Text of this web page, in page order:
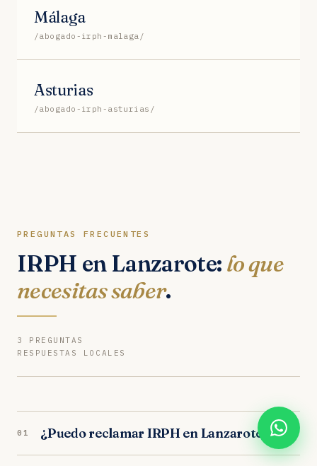
Málaga
/abogado-irph-malaga/
Asturias
/abogado-irph-asturias/
PREGUNTAS FRECUENTES
IRPH en Lanzarote: lo que
necesitas saber.
3 PREGUNTAS
RESPUESTAS LOCALES
01 ¿Puedo reclamar IRPH en Lanzarote?